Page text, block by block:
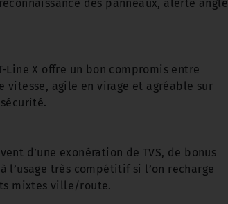
des panneaux, alerte angle
Line X offre un bon compromis entre
agile en virage et agréable sur
d’une exonération de TVS, de bonus
l’usage très compétitif si l’on recharge
mixtes ville/route.